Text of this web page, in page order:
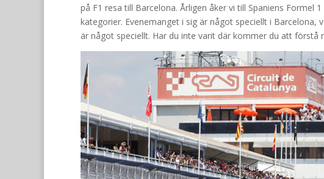
på F1 resa till Barcelona. Årligen åker vi till Spaniens
kategorier. Evenemanget i sig är något speciellt i
är något speciellt. Har du inte varit där kommer du att förstå